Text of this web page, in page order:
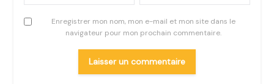
Enregistrer mon nom, mon e-mail et mon site dans le
navigateur pour mon prochain commentaire.